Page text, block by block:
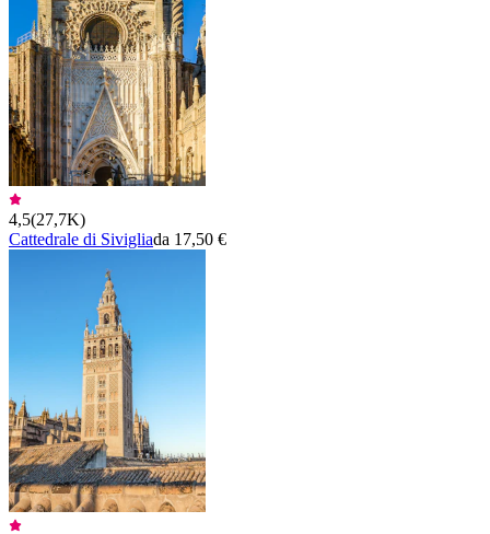
4,5(27,7K)
Cattedrale di Sivigliada 17,50 €